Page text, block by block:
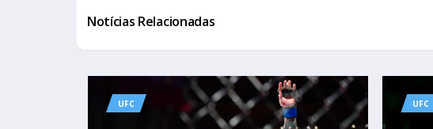
Notícias Relacionadas
UFC UFC